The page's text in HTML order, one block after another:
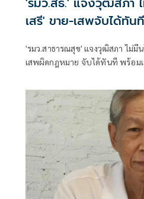
เสรี' ขาย-เสพจับได้ทันที
'รมว.สาธารณสุข' แจงวุฒิสภา ไม่
เสพผิดกฎหมาย จับได้ทันที พร้อม